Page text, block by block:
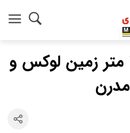
خرید ویلا ۱۸۰ متر زمین لوکس و
مدرن